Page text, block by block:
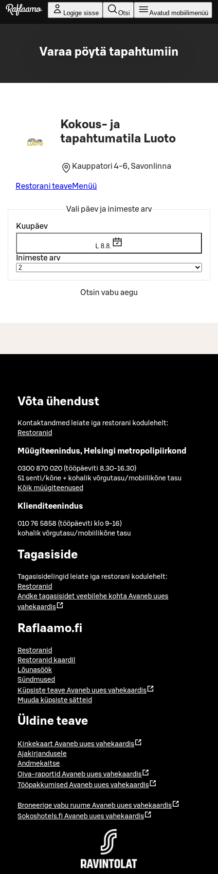
Liigu peamise sisu juurde
Logige sisse Otsi Avatud mobiilimenüü
Varaa pöytä tapahtumiin
Kokous- ja
tapahtumatila Luoto
Kauppatori 4-6, Savonlinna
Restorani teaveMenüü
Vali päev ja inimeste arv
Kuupäev
L 8.8.
Inimeste arv
Otsin vabu aegu
Võta ühendust
Kontaktandmed leiate iga restorani kodulehelt:
Restoranid
Müügiteenindus, Helsingi metropolipiirkond
0300 870 020 (tööpäeviti 8.30-16.30)
51 senti/kõne + kohalik võrgutasu/mobiilikõne tasu
Kõik müügiteenused
Klienditeenindus
010 76 5858 (tööpäeviti klo 9-16)
kohalik võrgutasu/mobiilikõne tasu
Tagasiside
Tagasisidelingid leiate iga restorani kodulehelt:
Restoranid
Andke tagasisidet veebilehe kohta Avaneb uues
vahekaardis
Raflaamo.fi
Restoranid
Restoranid kaardil
Lõunasöök
Sündmused
Küpsiste teave Avaneb uues vahekaardis
Muuda küpsiste sätteid
Üldine teave
Kinkekaart Avaneb uues vahekaardis
Ajakirjandusele
Andmekaitse
Oiva-raportid Avaneb uues vahekaardis
Tööpakkumised Avaneb uues vahekaardis
Broneerige vabu ruume Avaneb uues vahekaardis
Sokoshotels.fi Avaneb uues vahekaardis